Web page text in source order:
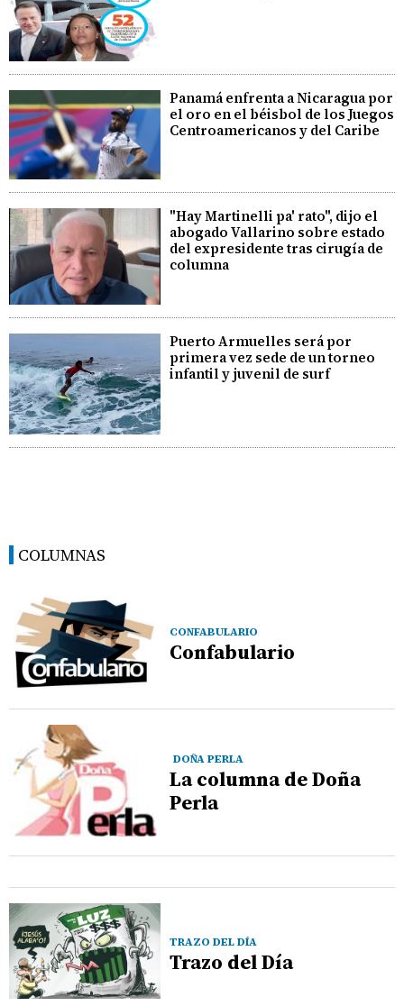
Panamá enfrenta a Nicaragua por
el oro en el béisbol de los Juegos
Centroamericanos y del Caribe
"Hay Martinelli pa' rato", dijo el
abogado Vallarino sobre estado
del expresidente tras cirugía de
columna
Puerto Armuelles será por
primera vez sede de un torneo
infantil y juvenil de surf
COLUMNAS
CONFABULARIO
Confabulario
DOÑA PERLA
La columna de Doña
Perla
TRAZO DEL DÍA
Trazo del Día